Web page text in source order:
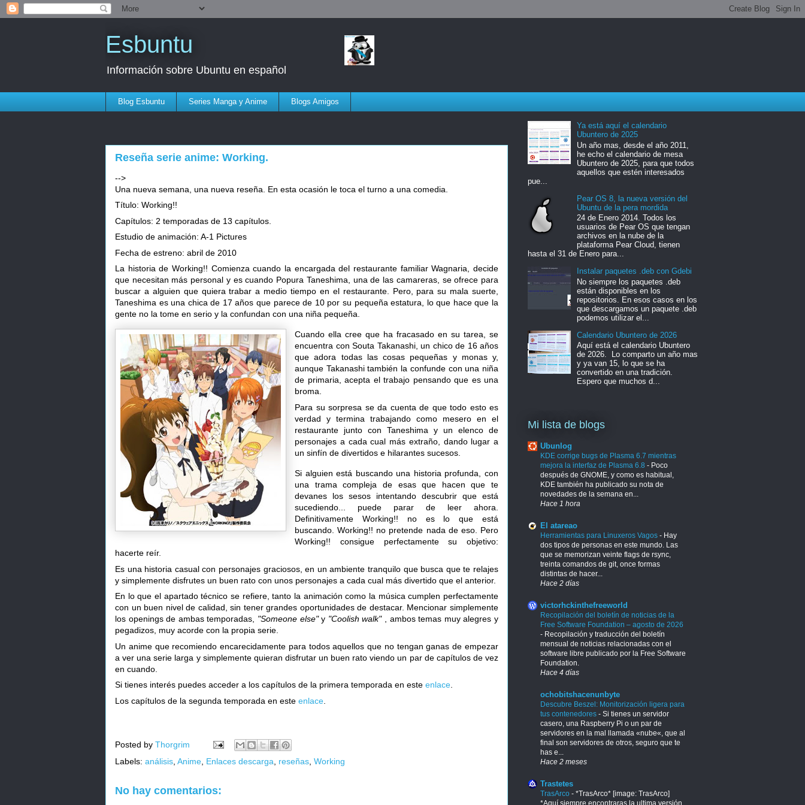
Esbuntu
Información sobre Ubuntu en español
Blog Esbuntu Series Manga y Anime Blogs Amigos
Reseña serie anime: Working.
-->
Una nueva semana, una nueva reseña. En esta ocasión le toca el turno a una comedia.
Título: Working!!
Capítulos: 2 temporadas de 13 capítulos.
Estudio de animación: A-1 Pictures
Fecha de estreno: abril de 2010
La historia de Working!! Comienza cuando la encargada del restaurante familiar Wagnaria, decide
que necesitan más personal y es cuando Popura Taneshima, una de las camareras, se ofrece para
buscar a alguien que quiera trabar a medio tiempo en el restaurante. Pero, para su mala suerte,
Taneshima es una chica de 17 años que parece de 10 por su pequeña estatura, lo que hace que la
gente no la tome en serio y la confundan con una niña pequeña.
Cuando ella cree que ha fracasado en su tarea, se
encuentra con Souta Takanashi, un chico de 16 años
que adora todas las cosas pequeñas y monas y,
aunque Takanashi también la confunde con una niña
de primaria, acepta el trabajo pensando que es una
broma.
Para su sorpresa se da cuenta de que todo esto es
verdad y termina trabajando como mesero en el
restaurante junto con Taneshima y un elenco de
personajes a cada cual más extraño, dando lugar a
un sinfín de divertidos e hilarantes sucesos.
Si alguien está buscando una historia profunda, con
una trama compleja de esas que hacen que te
devanes los sesos intentando descubrir que está
sucediendo... puede parar de leer ahora.
Definitivamente Working!! no es lo que está
buscando. Working!! no pretende nada de eso. Pero
Working!! consigue perfectamente su objetivo:
hacerte reír.
Es una historia casual con personajes graciosos, en un ambiente tranquilo que busca que te relajes
y simplemente disfrutes un buen rato con unos personajes a cada cual más divertido que el anterior.
En lo que el apartado técnico se refiere, tanto la animación como la música cumplen perfectamente
con un buen nivel de calidad, sin tener grandes oportunidades de destacar. Mencionar simplemente
los openings de ambas temporadas, "Someone else"y "Coolish walk", ambos temas muy alegres y
pegadizos, muy acorde con la propia serie.
Un anime que recomiendo encarecidamente para todos aquellos que no tengan ganas de empezar
a ver una serie larga y simplemente quieran disfrutar un buen rato viendo un par de capítulos de vez
en cuando.
Si tienes interés puedes acceder a los capítulos de la primera temporada en este enlace.
Los capítulos de la segunda temporada en este enlace
Posted by Thorgrim
Labels: análisis, Anime, Enlaces descarga, reseñas, Working
No hay comentarios:
Ya está aquí el calendario
Ubuntero de 2025
Un año mas, desde el año 2011,
he echo el calendario de mesa
Ubuntero de 2025, para que todos
aquellos que estén interesados
pue...
Pear OS 8, la nueva versión del
Ubuntu de la pera mordida
24 de Enero 2014. Todos los
usuarios de Pear OS que tengan
archivos en la nube de la
plataforma Pear Cloud, tienen
hasta el 31 de Enero para...
Instalar paquetes .deb con Gdebi
No siempre los paquetes .deb
están disponibles en los
repositorios. En esos casos en los
que descargamos un paquete .deb
podemos utilizar el...
Calendario Ubuntero de 2026
Aquí está el calendario Ubuntero
de 2026. Lo comparto un año mas
y ya van 15, lo que se ha
convertido en una tradición.
Espero que muchos d...
Mi lista de blogs
Ubunlog
KDE corrige bugs de Plasma 6.7 mientras
mejora la interfaz de Plasma 6.8 - Poco
después de GNOME, y como es habitual,
KDE también ha publicado su nota de
novedades de la semana en...
Hace 1 hora
El atareao
Herramientas para Linuxeros Vagos - Hay
dos tipos de personas en este mundo. Las
que se memorizan veinte flags de rsync,
treinta comandos de git, once formas
distintas de hacer...
Hace 2 días
victorhckinthefreeworld
Recopilación del boletín de noticias de la
Free Software Foundation – agosto de 2026
- Recopilación y traducción del boletín
mensual de noticias relacionadas con el
software libre publicado por la Free Software
Foundation.
Hace 4 días
ochobitshacenunbyte
Descubre Beszel: Monitorización ligera para
tus contenedores - Si tienes un servidor
casero, una Raspberry Pi o un par de
servidores en la mal llamada «nube«, que al
final son servidores de otros, seguro que te
has e...
Hace 2 meses
Trastetes
TrasArco - *TrasArco* [image: TrasArco]
*Aquí siempre encontraras la ultima versión